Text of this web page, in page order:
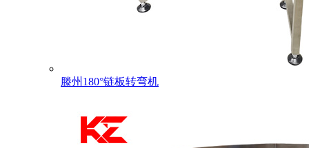
滕州180°链板转弯机